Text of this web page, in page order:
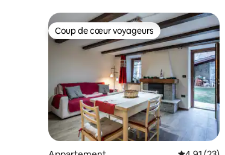
Coup de cœur voyageurs
Coup de cœur voyageurs